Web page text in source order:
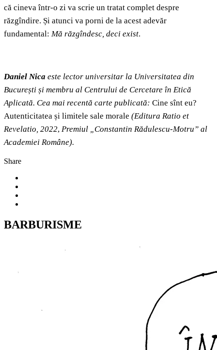
că cineva într-o zi va scrie un tratat complet despre
răzgîndire. Și atunci va porni de la acest adevăr
fundamental: Mă răzgîndesc, deci exist.
Daniel Nica este lector universitar la Universitatea din
București și membru al Centrului de Cercetare în Etică
Aplicată. Cea mai recentă carte publicată: Cine sînt eu?
Autenticitatea și limitele sale morale (Editura Ratio et
Revelatio, 2022, Premiul „Constantin Rădulescu-Motru” al
Academiei Române).
Share
BARBURISME